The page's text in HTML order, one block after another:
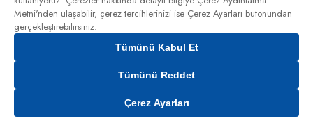
Gelince Haber Ver
Metni'nden ulaşabilir, çerez tercihlerinizi ise Çerez Ayarları butonundan
gerçekleştirebilirsiniz.
Tümünü Kabul Et
Tümünü Reddet
Çerez Ayarları